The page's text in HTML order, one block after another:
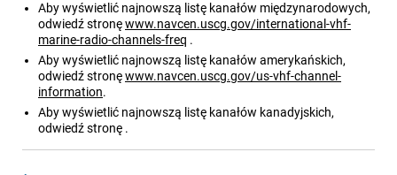
Aby wyświetlić najnowszą listę kanałów międzynarodowych,
odwiedź stronęwww.navcen.uscg.gov/international-vhf-
marine-radio-channels-freq .
Aby wyświetlić najnowszą listę kanałów amerykańskich,
odwiedź stronęwww.navcen.uscg.gov/us-vhf-channel-
information.
Aby wyświetlić najnowszą listę kanałów kanadyjskich,
odwiedź stronę .